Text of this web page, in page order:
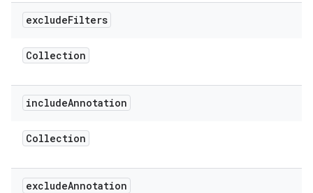
excludeFilters
Collection
includeAnnotation
Collection
excludeAnnotation